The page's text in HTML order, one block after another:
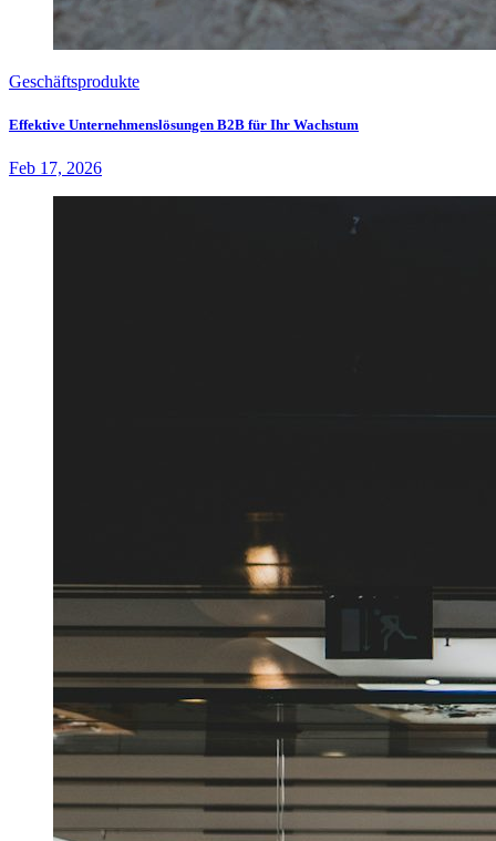
Geschäftsprodukte
Effektive Unternehmenslösungen B2B für Ihr Wachstum
Feb 17, 2026